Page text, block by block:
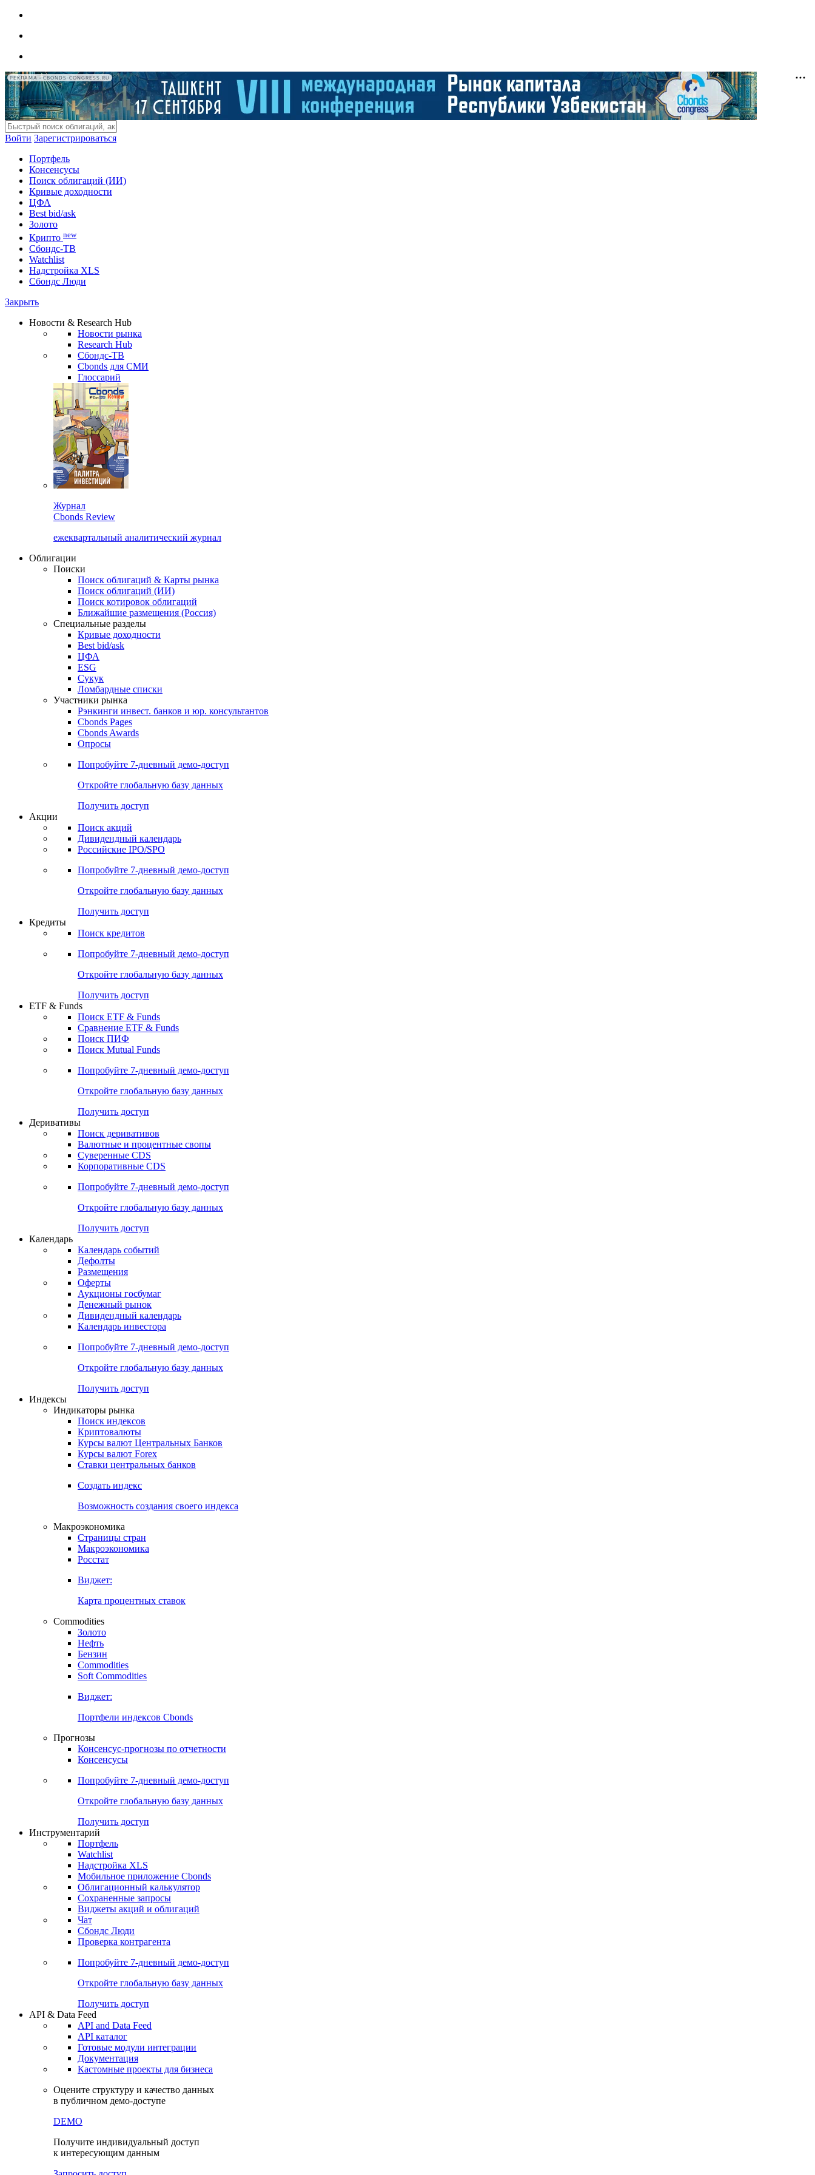
РЕКЛАМА • CBONDS-CONGRESS.RU
Войти Зарегистрироваться
Портфель
Консенсусы
Поиск облигаций (ИИ)
Кривые доходности
ЦФА
Best bid/ask
Золото
Крипто new
Сбондс-ТВ
Watchlist
Надстройка XLS
Сбондс Люди
Закрыть
Новости & Research Hub
Новости рынка
Research Hub
Сбондс-ТВ
Cbonds для СМИ
Глоссарий
Журнал
Cbonds Review
ежеквартальный аналитический журнал
Облигации
Поиски
Поиск облигаций & Карты рынка
Поиск облигаций (ИИ)
Поиск котировок облигаций
Ближайшие размещения (Россия)
Специальные разделы
Кривые доходности
Best bid/ask
ЦФА
ESG
Сукук
Ломбардные списки
Участники рынка
Рэнкинги инвест. банков и юр. консультантов
Cbonds Pages
Cbonds Awards
Опросы
Попробуйте 7-дневный демо-доступ
Откройте глобальную базу данных
Получить доступ
Акции
Поиск акций
Дивидендный календарь
Российские IPO/SPO
Попробуйте 7-дневный демо-доступ
Откройте глобальную базу данных
Получить доступ
Кредиты
Поиск кредитов
Попробуйте 7-дневный демо-доступ
Откройте глобальную базу данных
Получить доступ
ETF & Funds
Поиск ETF & Funds
Сравнение ETF & Funds
Поиск ПИФ
Поиск Mutual Funds
Попробуйте 7-дневный демо-доступ
Откройте глобальную базу данных
Получить доступ
Деривативы
Поиск деривативов
Валютные и процентные свопы
Суверенные CDS
Корпоративные CDS
Попробуйте 7-дневный демо-доступ
Откройте глобальную базу данных
Получить доступ
Календарь
Календарь событий
Дефолты
Размещения
Оферты
Аукционы госбумаг
Денежный рынок
Дивидендный календарь
Календарь инвестора
Попробуйте 7-дневный демо-доступ
Откройте глобальную базу данных
Получить доступ
Индексы
Индикаторы рынка
Поиск индексов
Криптовалюты
Курсы валют Центральных Банков
Курсы валют Forex
Ставки центральных банков
Создать индекс
Возможность создания своего индекса
Макроэкономика
Страницы стран
Макроэкономика
Росстат
Виджет:
Карта процентных ставок
Commodities
Золото
Нефть
Бензин
Commodities
Soft Commodities
Виджет:
Портфели индексов Cbonds
Прогнозы
Консенсус-прогнозы по отчетности
Консенсусы
Попробуйте 7-дневный демо-доступ
Откройте глобальную базу данных
Получить доступ
Инструментарий
Портфель
Watchlist
Надстройка XLS
Мобильное приложение Cbonds
Облигационный калькулятор
Сохраненные запросы
Виджеты акций и облигаций
Чат
Сбондс Люди
Проверка контрагента
Попробуйте 7-дневный демо-доступ
Откройте глобальную базу данных
Получить доступ
API & Data Feed
API and Data Feed
API каталог
Готовые модули интеграции
Документация
Кастомные проекты для бизнеса
Оцените структуру и качество данных
в публичном демо-доступе
DEMO
Получите индивидуальный доступ
к интересующим данным